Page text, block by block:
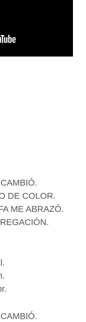
DE COLOR.
ME ABRAZÓ.